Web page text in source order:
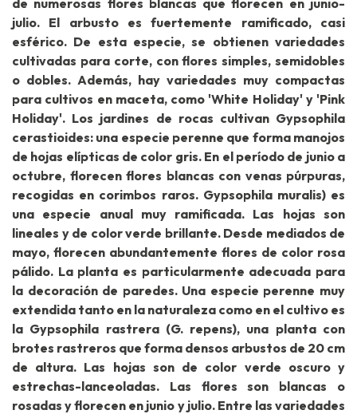
julio. El arbusto es fuertemente ramificado, casi
esférico. De esta especie, se obtienen variedades
cultivadas para corte, con flores simples, semidobles
o dobles. Además, hay variedades muy compactas
para cultivos en maceta, como 'White Holiday' y 'Pink
Holiday'. Los jardines de rocas cultivan Gypsophila
cerastioides: una especie perenne que forma manojos
de hojas elípticas de color gris. En el período de junio a
octubre, florecen flores blancas con venas púrpuras,
recogidas en corimbos raros. Gypsophila muralis) es
una especie anual muy ramificada. Las hojas son
lineales y de color verde brillante. Desde mediados de
mayo, florecen abundantemente flores de color rosa
pálido. La planta es particularmente adecuada para
la decoración de paredes. Una especie perenne muy
extendida tanto en la naturaleza como en el cultivo es
la Gypsophila rastrera (G. repens), una planta con
brotes rastreros que forma densos arbustos de 20 cm
de altura. Las hojas son de color verde oscuro y
estrechas-lanceoladas. Las flores son blancas o
rosadas y florecen en junio y julio. Entre las variedades